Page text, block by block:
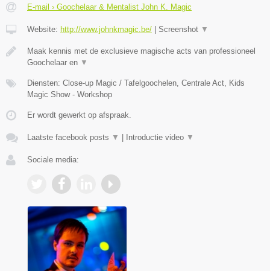
E-mail › Goochelaar & Mentalist John K. Magic
Website: http://www.johnkmagic.be/ Screenshot ▼
Maak kennis met de exclusieve magische acts van professioneel
Goochelaar en ▼
Diensten: Close-up Magic / Tafelgoochelen, Centrale Act, Kids
Magic Show - Workshop
Er wordt gewerkt op afspraak.
Laatste facebook posts ▼ Introductie video ▼
Sociale media: